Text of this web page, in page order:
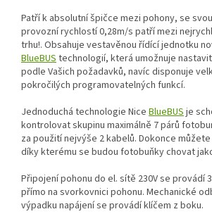
Patří k absolutní špičce mezi pohony, se
provozní rychlostí 0,28m/s patří mezi
trhu!. Obsahuje vestavěnou řídící jednotku
BlueBUStechnologií, která umožnuje
podle Vašich požadavků, navíc disponuje
pokročilých programovatelných funkcí.
Jednoduchá technologie Nice BlueBUSje
kontrolovat skupinu maximálně 7 párů
za použití nejvýše 2 kabelů. Dokonce
díky kterému se budou fotobuňky chovat
Připojení pohonu do el. sítě 230V se provádí
přímo na svorkovnici pohonu. Mechanické
výpadku napájení se provádí klíčem z boku.